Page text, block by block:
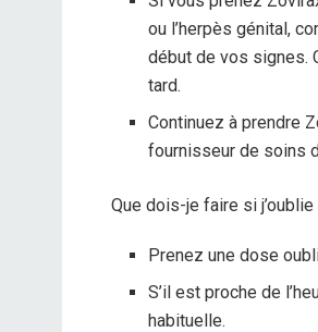
ou l’herpès génital,
début de vos signes.
tard.
Continuez à prendre
fournisseur de soins
Que dois-je faire si
Prenez une dose
S’il est proche de
habituelle.